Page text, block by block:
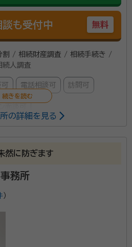
も受付中 無料
割 / 相続財産調査 / 相続手続き /
人調査
可 電話相談可 訪問可
ン管理士・土地家屋調査士・二級建築士・
業高校卒 2007年行政書士事務所開設
手続業務を主体に、官公署許
請等に伴うに行政不服申立手
ます。依頼者と共に考え、依頼
の詳細を見る
然に防ぎます
務所
）